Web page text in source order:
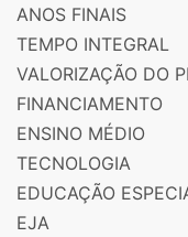
ANOS FINAIS
TEMPO INTEGRAL
VALORIZAÇÃO DO
FINANCIAMENTO
ENSINO MÉDIO
TECNOLOGIA
EDUCAÇÃO
EJA